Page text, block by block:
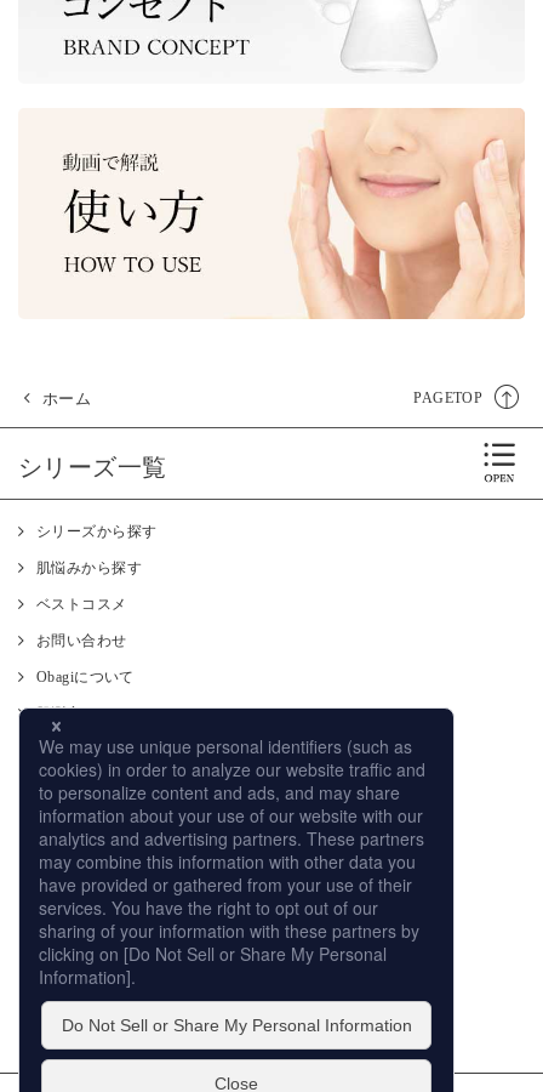
ホーム PAGETOP
シリーズ一覧
シリーズから探す
肌悩みから探す
ベストコスメ
お問い合わせ
Obagiについて
肌測定
使い方
CM
オンラインストア
取り扱い店舗
サイトマップ
プライバシーポリシー
個人情報の取扱いについて
このサイトの利用について
販売店への取り組み